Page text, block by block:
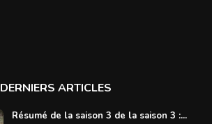
DERNIERS ARTICLES
Résumé de la saison 3 de la saison 3 :...